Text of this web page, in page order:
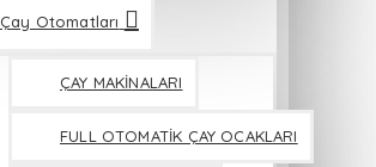
Çay Otomatları
ÇAY MAKİNALARI
FULL OTOMATİK ÇAY OCAKLARI